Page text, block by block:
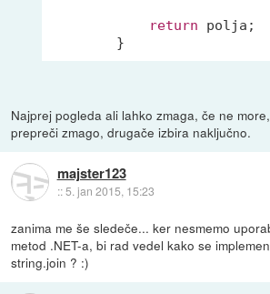
return polja;
        }
Najprej pogleda ali lahko zmaga, če ne
prepreči zmago, drugače izbira naključno.
majster123
::5. jan 2015, 15:23
zanima me še sledeče... ker nesmemo
metod .NET-a, bi rad vedel kako se
string.join ? :)